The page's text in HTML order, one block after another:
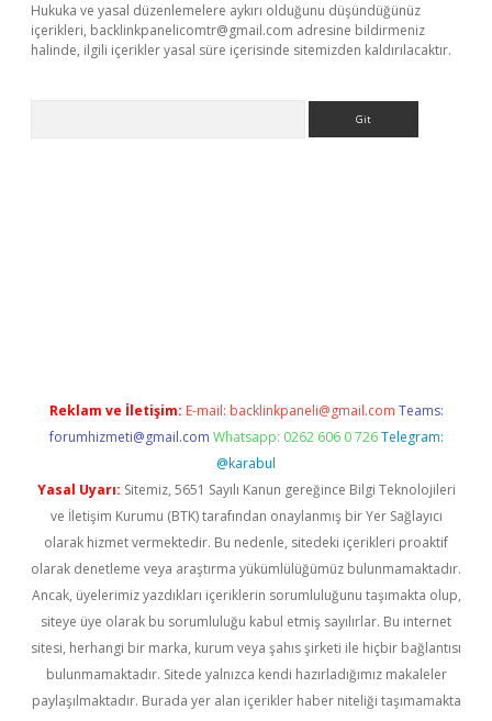
Hukuka ve yasal düzenlemelere aykırı olduğunu düşündüğünüz
içerikleri, backlinkpanelicomtr@gmail.com adresine bildirmeniz
halinde, ilgili içerikler yasal süre içerisinde sitemizden kaldırılacaktır.
Reklam ve İletişim: E-mail: backlinkpaneli@gmail.com Teams:
forumhizmeti@gmail.com Whatsapp: 0262 606 0 726 Telegram:
@karabul
Yasal Uyarı: Sitemiz, 5651 Sayılı Kanun gereğince Bilgi Teknolojileri
ve İletişim Kurumu (BTK) tarafından onaylanmış bir Yer Sağlayıcı
olarak hizmet vermektedir. Bu nedenle, sitedeki içerikleri proaktif
olarak denetleme veya araştırma yükümlülüğümüz bulunmamaktadır.
Ancak, üyelerimiz yazdıkları içeriklerin sorumluluğunu taşımakta olup,
siteye üye olarak bu sorumluluğu kabul etmiş sayılırlar. Bu internet
sitesi, herhangi bir marka, kurum veya şahıs şirketi ile hiçbir bağlantısı
bulunmamaktadır. Sitede yalnızca kendi hazırladığımız makaleler
paylaşılmaktadır. Burada yer alan içerikler haber niteliği taşımamakta